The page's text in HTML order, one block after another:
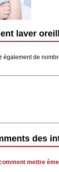
laver
également de
des
mettre